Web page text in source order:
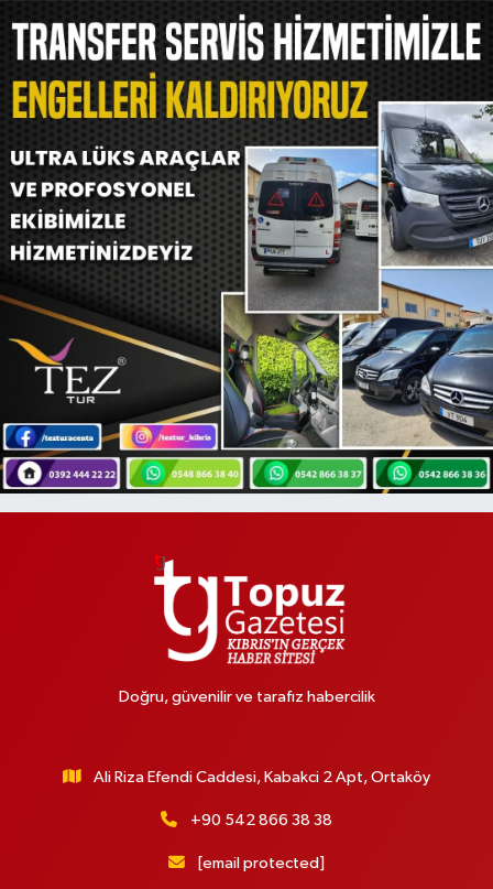
Doğru, güvenilir ve tarafız habercilik
Ali Riza Efendi Caddesi, Kabakci 2 Apt, Ortaköy
+90 542 866 38 38
[email protected]